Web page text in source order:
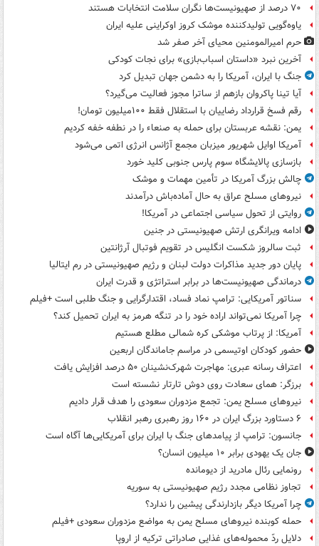
۷۰ درصد از صهیونیست‌ها نگران سلامت انتخابات هستند
یاوه‌گویی تولیدکننده موشک کروز اوکراینی علیه ایران
حرم امیرالمومنین محیای آخر صفر شد
آخرین نبرد «داستان اسباب‌بازی» برای نجات کودکی
جنگ با ایران، آمریکا را به دشمن جهان تبدیل کرد
آیا تینا پاکروان بازهم از ساترا مجوز فعالیت می‌گیرد؟
رقم فسخ قرارداد رضاییان با استقلال فقط ۱۰۰میلیون تومان!
یمن: نقشه عربستان برای حمله به صنعاء را در نطفه خفه کردیم
آمریکا اوایل شهریور میزبان مجمع آژانس انرژی اتمی می‌شود
بازسازی پالایشگاه سوم پارس جنوبی کلید خورد
چالش بزرگ آمریکا در تأمین مهمات و موشک
نیروهای مسلح عراق به حال آماده‌باش درآمدند
روایتی از تحول سیاسی اجتماعی در آمریکا!
ادامه ویرانگری ارتش صهیونیستی در جنین
ثبت سالروز شکست انگلیس در تقویم فوتبال آرژانتین
پایان دور جدید مذاکرات دولت لبنان و رژیم صهیونیستی در رم ایتالیا
درماندگی صهیونیست‌ها در برابر استراتژی و قدرت ایران
سناتور آمریکایی: ترامپ نماد فساد، اقتدارگرایی و جنگ طلبی است +فیلم
چرا آمریکا نمی‌تواند اراده خود را در تنگه هرمز به ایران تحمیل کند؟
آمریکا: از پرتاب موشکی کره شمالی مطلع هستیم
حضور کودکان اوتیسمی در مراسم جاماندگان اربعین
اعتراف رسانه عبری: مهاجرت شهرک‌نشینان ۵۰ درصد افزایش یافت
برزگر: همای سعادت روی دوش تارتار نشسته است
نیروهای مسلح یمن: تجمع مزدوران سعودی را هدف قرار دادیم
۶ دستاورد بزرگ ایران در ۱۶۰ روز رهبری رهبر انقلاب
جانسون: ترامپ از پیامدهای جنگ با ایران برای آمریکایی‌ها آگاه است
جان یک یهودی برابر ۱۰ میلیون انسان؟
رونمایی رئال مادرید از دیومانده
تجاوز نظامی مجدد رژیم صهیونیستی به سوریه
چرا آمریکا دیگر بازدارندگی پیشین را ندارد؟
حمله کوبنده نیروهای مسلح یمن به مواضع مزدوران سعودی +فیلم
دلایل ردّ محموله‌های غذایی صادراتی ترکیه از اروپا